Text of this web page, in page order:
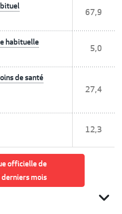
67,9
habituelle
5,0
de santé
27,4
12,3
officielle de
mois
expand_more